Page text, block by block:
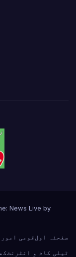
News Live by
صفحئہ اولقومی امور
ٹیلی کام و انٹرنٹ